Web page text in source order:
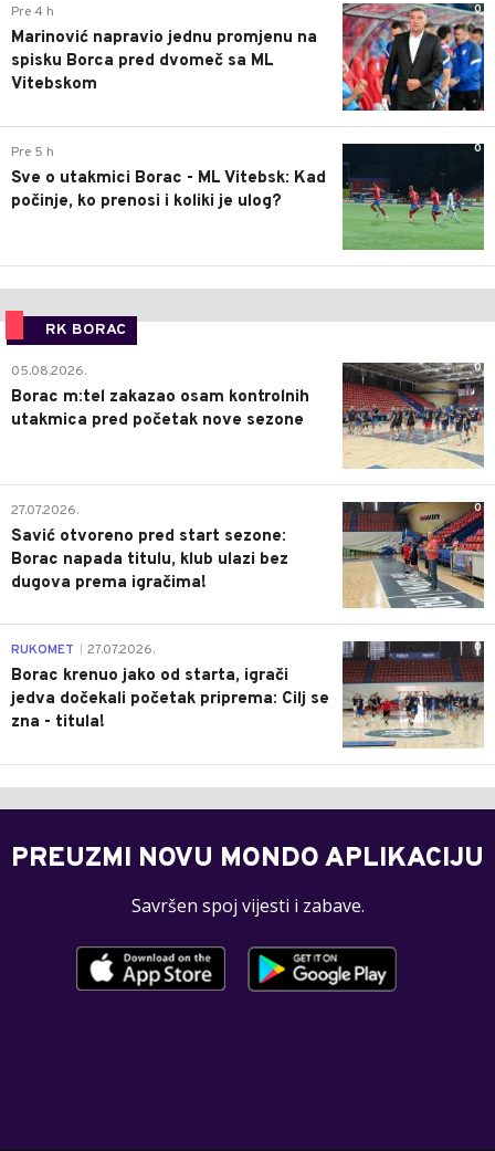
0
Pre 4 h
Marinović napravio jednu promjenu na
spisku Borca pred dvomeč sa ML
Vitebskom
0
Pre 5 h
Sve o utakmici Borac - ML Vitebsk: Kad
počinje, ko prenosi i koliki je ulog?
RK BORAC
0
05.08.2026.
Borac m:tel zakazao osam kontrolnih
utakmica pred početak nove sezone
0
27.07.2026.
Savić otvoreno pred start sezone:
Borac napada titulu, klub ulazi bez
dugova prema igračima!
0
RUKOMET 27.07.2026.
Borac krenuo jako od starta, igrači
jedva dočekali početak priprema: Cilj se
zna - titula!
PREUZMI NOVU MONDO APLIKACIJU
Savršen spoj vijesti i zabave.